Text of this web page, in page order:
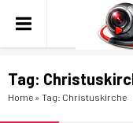
Tag:
Home » Tag: Christuskirche